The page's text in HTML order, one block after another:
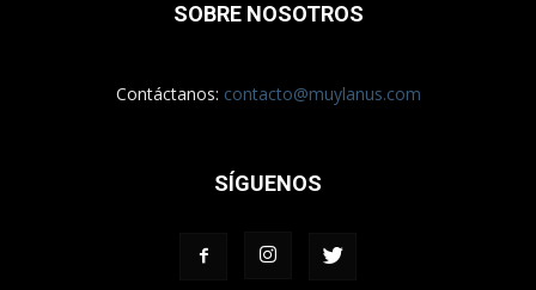
SOBRE NOSOTROS
Contáctanos: contacto@muylanus.com
SÍGUENOS